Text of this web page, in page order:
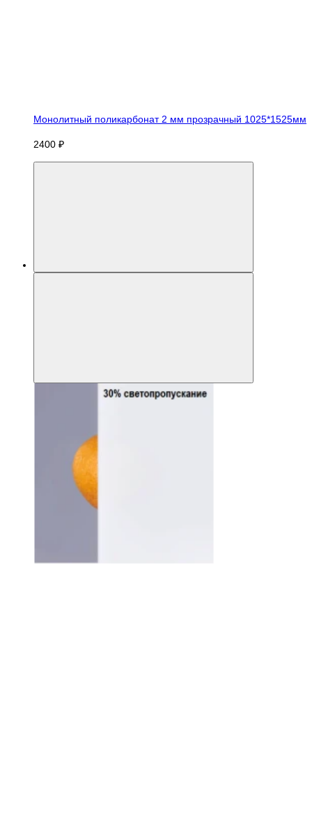
Монолитный поликарбонат 2 мм прозрачный 1025*1525мм
2400 ₽